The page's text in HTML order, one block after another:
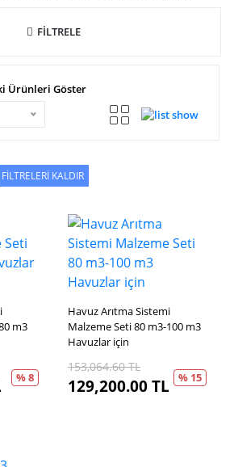
FİLTRELE
Ürünleri Göster
FİLTRELERİ KALDIR
m3
% 8
Havuz Arıtma Sistemi
Malzeme Seti 80 m3-100 m3
Havuzlar için
153,064.60TL
129,200.00TL % 15